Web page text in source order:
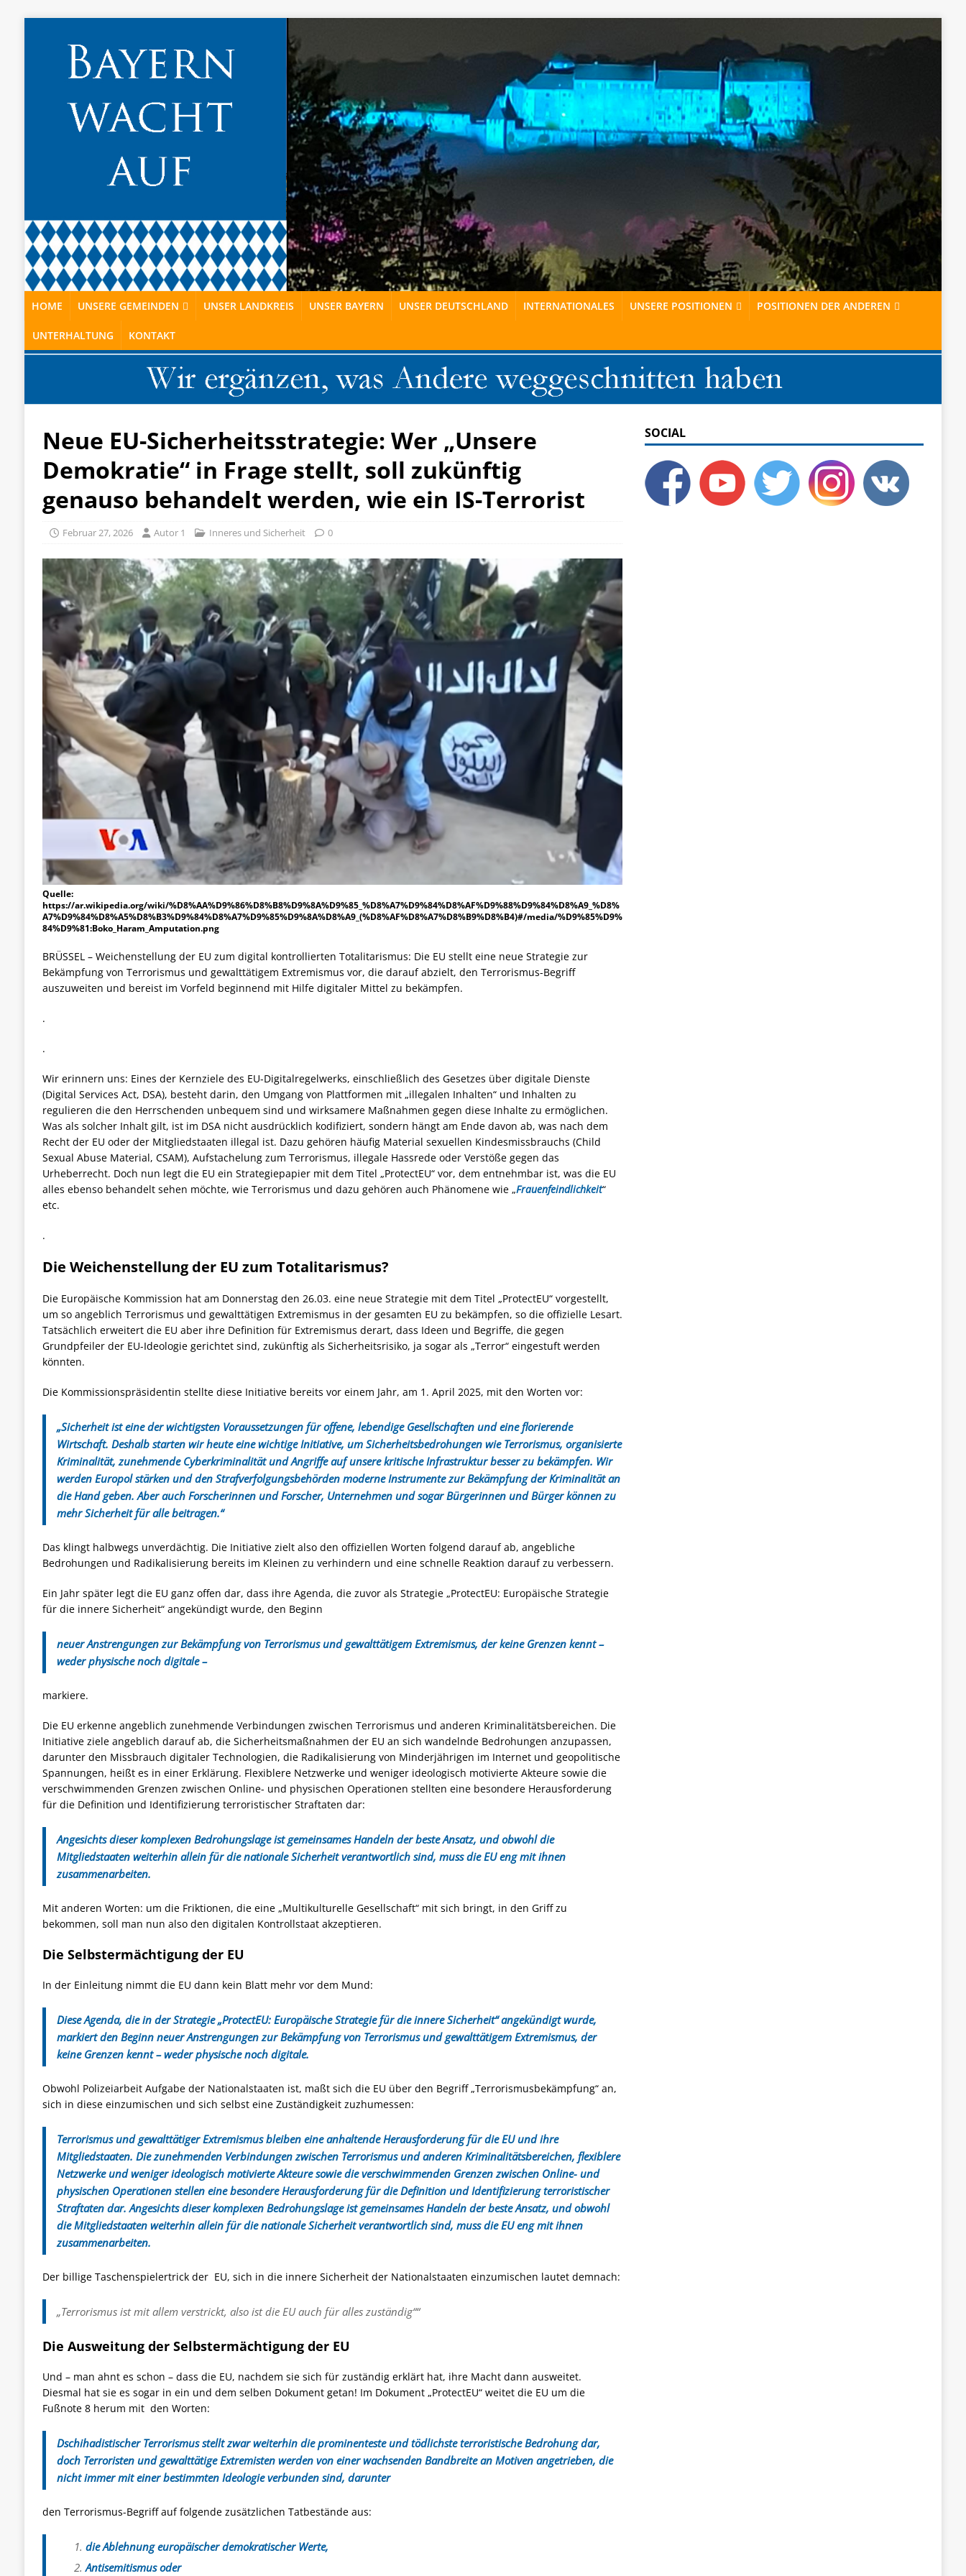
Von Bene16, CC BY-SA 3.0, https://commons.wikimedia.org/w/index.php?curid=31081340
HOME
UNSERE GEMEINDEN UNSER LANDKREIS UNSER BAYERN UNSER DEUTSCHLAND INTERNATIONALES UNSERE POSITIONEN POSITIONEN DER ANDEREN
UNTERHALTUNG KONTAKT
Neue EU-Sicherheitsstrategie: Wer „Unsere
Demokratie“ in Frage stellt, soll zukünftig
genauso behandelt werden, wie ein IS-Terrorist
Februar 27, 2026 Autor 1 Inneres und Sicherheit 0
Quelle:
https://ar.wikipedia.org/wiki/%D8%AA%D9%86%D8%B8%D9%8A%D9%85_%D8%A7%D9%84%D8%AF%D9%88%D9%84%D8%A9_%D8%
A7%D9%84%D8%A5%D8%B3%D9%84%D8%A7%D9%85%D9%8A%D8%A9_(%D8%AF%D8%A7%D8%B9%D8%B4)#/media/%D9%85%D9%
84%D9%81:Boko_Haram_Amputation.png
BRÜSSEL – Weichenstellung der EU zum digital kontrollierten Totalitarismus: Die EU stellt eine neue Strategie zur
Bekämpfung von Terrorismus und gewalttätigem Extremismus vor, die darauf abzielt, den Terrorismus-Begriff
auszuweiten und bereist im Vorfeld beginnend mit Hilfe digitaler Mittel zu bekämpfen.
.
.
Wir erinnern uns: Eines der Kernziele des EU-Digitalregelwerks, einschließlich des Gesetzes über digitale Dienste
(Digital Services Act, DSA), besteht darin, den Umgang von Plattformen mit „illegalen Inhalten“ und Inhalten zu
regulieren die den Herrschenden unbequem sind und wirksamere Maßnahmen gegen diese Inhalte zu ermöglichen.
Was als solcher Inhalt gilt, ist im DSA nicht ausdrücklich kodifiziert, sondern hängt am Ende davon ab, was nach dem
Recht der EU oder der Mitgliedstaaten illegal ist. Dazu gehören häufig Material sexuellen Kindesmissbrauchs (Child
Sexual Abuse Material, CSAM), Aufstachelung zum Terrorismus, illegale Hassrede oder Verstöße gegen das
Urheberrecht. Doch nun legt die EU ein Strategiepapier mit dem Titel „ProtectEU“ vor, dem entnehmbar ist, was die EU
alles ebenso behandelt sehen möchte, wie Terrorismus und dazu gehören auch Phänomene wie „Frauenfeindlichkeit“
etc.
.
Die Weichenstellung der EU zum Totalitarismus?
Die Europäische Kommission hat am Donnerstag den 26.03. eine neue Strategie mit dem Titel „ProtectEU“ vorgestellt,
um so angeblich Terrorismus und gewalttätigen Extremismus in der gesamten EU zu bekämpfen, so die offizielle Lesart.
Tatsächlich erweitert die EU aber ihre Definition für Extremismus derart, dass Ideen und Begriffe, die gegen
Grundpfeiler der EU-Ideologie gerichtet sind, zukünftig als Sicherheitsrisiko, ja sogar als „Terror“ eingestuft werden
könnten.
Die Kommissionspräsidentin stellte diese Initiative bereits vor einem Jahr, am 1. April 2025, mit den Worten vor:
„Sicherheit ist eine der wichtigsten Voraussetzungen für offene, lebendige Gesellschaften und eine florierende
Wirtschaft. Deshalb starten wir heute eine wichtige Initiative, um Sicherheitsbedrohungen wie Terrorismus, organisierte
Kriminalität, zunehmende Cyberkriminalität und Angriffe auf unsere kritische Infrastruktur besser zu bekämpfen. Wir
werden Europol stärken und den Strafverfolgungsbehörden moderne Instrumente zur Bekämpfung der Kriminalität an
die Hand geben. Aber auch Forscherinnen und Forscher, Unternehmen und sogar Bürgerinnen und Bürger können zu
mehr Sicherheit für alle beitragen.“
Das klingt halbwegs unverdächtig. Die Initiative zielt also den offiziellen Worten folgend darauf ab, angebliche
Bedrohungen und Radikalisierung bereits im Kleinen zu verhindern und eine schnelle Reaktion darauf zu verbessern.
Ein Jahr später legt die EU ganz offen dar, dass ihre Agenda, die zuvor als Strategie „ProtectEU: Europäische Strategie
für die innere Sicherheit“ angekündigt wurde, den Beginn
neuer Anstrengungen zur Bekämpfung von Terrorismus und gewalttätigem Extremismus, der keine Grenzen kennt –
weder physische noch digitale –
markiere.
Die EU erkenne angeblich zunehmende Verbindungen zwischen Terrorismus und anderen Kriminalitätsbereichen. Die
Initiative ziele angeblich darauf ab, die Sicherheitsmaßnahmen der EU an sich wandelnde Bedrohungen anzupassen,
darunter den Missbrauch digitaler Technologien, die Radikalisierung von Minderjährigen im Internet und geopolitische
Spannungen, heißt es in einer Erklärung. Flexiblere Netzwerke und weniger ideologisch motivierte Akteure sowie die
verschwimmenden Grenzen zwischen Online- und physischen Operationen stellten eine besondere Herausforderung
für die Definition und Identifizierung terroristischer Straftaten dar:
Angesichts dieser komplexen Bedrohungslage ist gemeinsames Handeln der beste Ansatz, und obwohl die
Mitgliedstaaten weiterhin allein für die nationale Sicherheit verantwortlich sind, muss die EU eng mit ihnen
zusammenarbeiten.
Mit anderen Worten: um die Friktionen, die eine „Multikulturelle Gesellschaft“ mit sich bringt, in den Griff zu
bekommen, soll man nun also den digitalen Kontrollstaat akzeptieren.
Die Selbstermächtigung der EU
In der Einleitung nimmt die EU dann kein Blatt mehr vor dem Mund:
Diese Agenda, die in der Strategie „ProtectEU: Europäische Strategie für die innere Sicherheit“ angekündigt wurde,
markiert den Beginn neuer Anstrengungen zur Bekämpfung von Terrorismus und gewalttätigem Extremismus, der
keine Grenzen kennt – weder physische noch digitale.
Obwohl Polizeiarbeit Aufgabe der Nationalstaaten ist, maßt sich die EU über den Begriff „Terrorismusbekämpfung“ an,
sich in diese einzumischen und sich selbst eine Zuständigkeit zuzhumessen:
Terrorismus und gewalttätiger Extremismus bleiben eine anhaltende Herausforderung für die EU und ihre
Mitgliedstaaten. Die zunehmenden Verbindungen zwischen Terrorismus und anderen Kriminalitätsbereichen, flexiblere
Netzwerke und weniger ideologisch motivierte Akteure sowie die verschwimmenden Grenzen zwischen Online- und
physischen Operationen stellen eine besondere Herausforderung für die Definition und Identifizierung terroristischer
Straftaten dar. Angesichts dieser komplexen Bedrohungslage ist gemeinsames Handeln der beste Ansatz, und obwohl
die Mitgliedstaaten weiterhin allein für die nationale Sicherheit verantwortlich sind, muss die EU eng mit ihnen
zusammenarbeiten.
Der billige Taschenspielertrick der EU, sich in die innere Sicherheit der Nationalstaaten einzumischen lautet demnach:
„Terrorismus ist mit allem verstrickt, also ist die EU auch für alles zuständig““
Die Ausweitung der Selbstermächtigung der EU
Und – man ahnt es schon – dass die EU, nachdem sie sich für zuständig erklärt hat, ihre Macht dann ausweitet.
Diesmal hat sie es sogar in ein und dem selben Dokument getan! Im Dokument „ProtectEU“ weitet die EU um die
Fußnote 8 herum mit den Worten:
Dschihadistischer Terrorismus stellt zwar weiterhin die prominenteste und tödlichste terroristische Bedrohung dar,
doch Terroristen und gewalttätige Extremisten werden von einer wachsenden Bandbreite an Motiven angetrieben, die
nicht immer mit einer bestimmten Ideologie verbunden sind, darunter
den Terrorismus-Begriff auf folgende zusätzlichen Tatbestände aus:
die Ablehnung europäischer demokratischer Werte,
Antisemitismus oder
SOCIAL